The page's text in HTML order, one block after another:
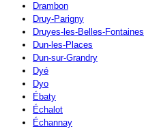
Drambon
Druy-Parigny
Druyes-les-Belles-Fontaines
Dun-les-Places
Dun-sur-Grandry
Dyé
Dyo
Ébaty
Échalot
Échannay